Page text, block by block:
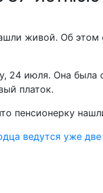
живой. Об этом
24 июля. Она была
платок.
пенсионерку
ведутся уже две